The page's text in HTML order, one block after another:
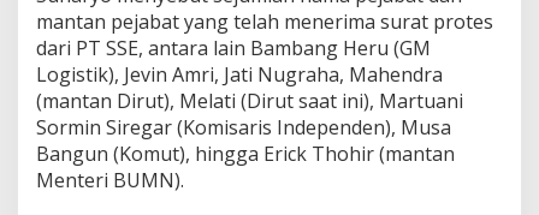
mantan pejabat yang telah menerima surat protes
dari PT SSE, antara lain Bambang Heru (GM
Logistik), Jevin Amri, Jati Nugraha, Mahendra
(mantan Dirut), Melati (Dirut saat ini), Martuani
Sormin Siregar (Komisaris Independen), Musa
Bangun (Komut), hingga Erick Thohir (mantan
Menteri BUMN).